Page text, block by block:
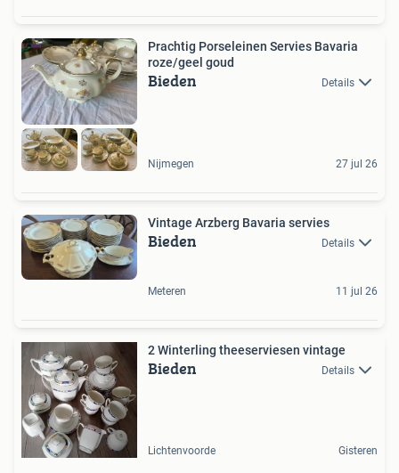
Prachtig Porseleinen Servies Bavaria
roze/geel goud
Bieden Details
Nijmegen 27 jul 26
Vintage Arzberg Bavaria servies
Bieden Details
Meteren 11 jul 26
2 Winterling theeserviesen vintage
Bieden Details
Lichtenvoorde Gisteren